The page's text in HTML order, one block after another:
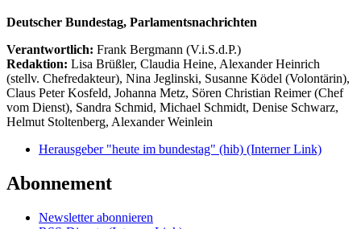
Deutscher Bundestag, Parlamentsnachrichten
Verantwortlich: Frank Bergmann (V.i.S.d.P.)
Redaktion: Lisa Brüßler, Claudia Heine, Alexander Heinrich
(stellv. Chefredakteur), Nina Jeglinski, Susanne Ködel (Volontärin),
Claus Peter Kosfeld, Johanna Metz, Sören Christian Reimer (Chef
vom Dienst), Sandra Schmid, Michael Schmidt, Denise Schwarz,
Helmut Stoltenberg, Alexander Weinlein
Herausgeber "heute im bundestag" (hib) (Interner Link)
Abonnement
Newsletter abonnieren